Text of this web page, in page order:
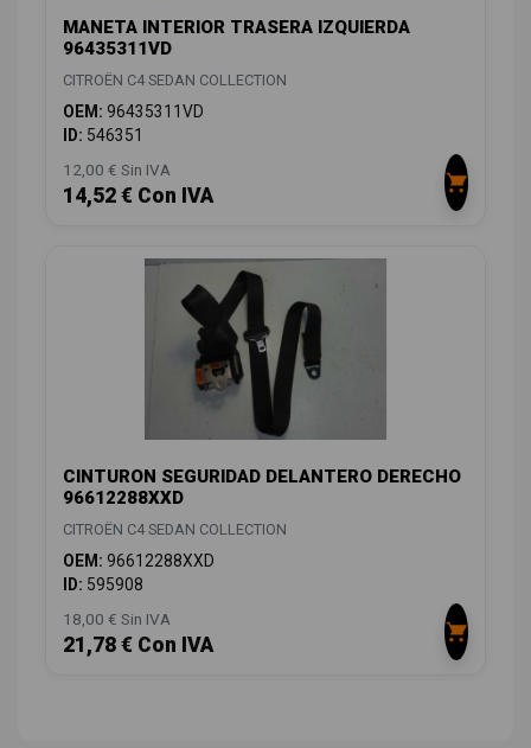
MANETA INTERIOR TRASERA IZQUIERDA
96435311VD
CITROËN C4 SEDAN COLLECTION
OEM: 96435311VD
ID: 546351
12,00 € Sin IVA
14,52 € Con IVA
CINTURON SEGURIDAD DELANTERO DERECHO
96612288XXD
CITROËN C4 SEDAN COLLECTION
OEM: 96612288XXD
ID: 595908
18,00 € Sin IVA
21,78 € Con IVA